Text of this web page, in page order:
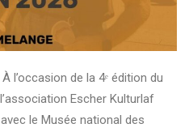
l’occasion de la 4ᵉ édition du
Escher Kulturlaf
le Musée national des